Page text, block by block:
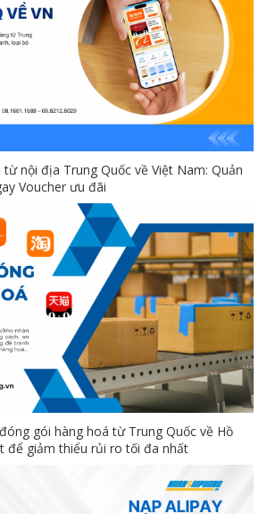
nội địa Trung Quốc về Việt Nam: Quản
Voucher ưu đãi
gói hàng hoá từ Trung Quốc về Hồ
để giảm thiểu rủi ro tối đa nhất